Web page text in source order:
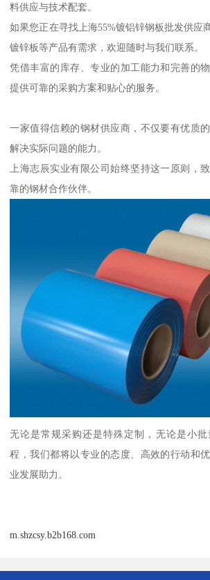
料供应与技术配套。
如果您正在寻找上海55%镀铝锌钢板批发供应
镀锌板等产品有需求，欢迎随时与我们联系。
凭借丰富的库存、专业的加工能力和完善的
提供可靠的采购方案和贴心的服务。
一家值得信赖的钢材供应商，不仅要有优质
解决实际问题的能力。
上海志辰实业有限公司始终坚持这一原则，
靠的钢材合作伙伴。
无论是常规采购还是特殊定制，无论是小
程，我们都将以专业的态度、高效的行动和
业发展助力。
m.shzcsy.b2b168.com